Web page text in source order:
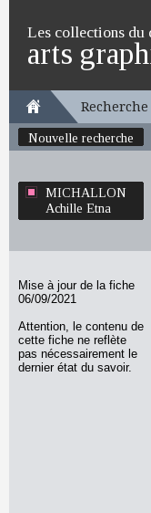
Les collections du
arts
Nouvelle recherche
MICHALLON
Achille Etna
Mise à jour de la fiche
06/09/2021
Attention, le contenu de
cette fiche ne reflète
pas nécessairement le
dernier état du savoir.